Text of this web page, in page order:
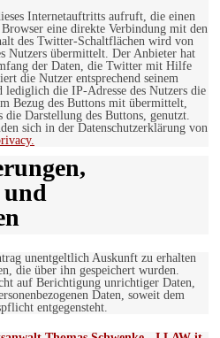
Internetauftritts aufruft, die einen
eine direkte Verbindung mit den
des Twitter-Schaltflächen wird von
Nutzers übermittelt. Der Anbieter hat
der Daten, die Twitter mit Hilfe
die Nutzer entsprechend seinem
lediglich die IP-Adresse des Nutzers die
Bezug des Buttons mit übermittelt,
Darstellung des Buttons, genutzt.
sich in der Datenschutzerklärung von
und
unentgeltlich Auskunft zu erhalten
die über ihn gespeichert wurden.
auf Berichtigung unrichtiger Daten,
Daten, soweit dem
entgegensteht.